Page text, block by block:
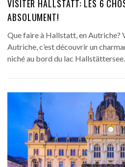
VISITER HALLSTATT: LES 6
ABSOLUMENT!
Que faire à Hallstatt, en Autriche?
Autriche, c’est découvrir un
niché au bord du lac